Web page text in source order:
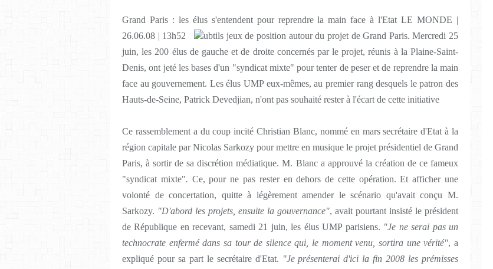
Grand Paris : les élus s'entendent pour reprendre la main face à l'Etat LE MONDE |
26.06.08 | 13h52
ubtils jeux de position autour du projet de Grand Paris. Mercredi 25
juin, les 200 élus de gauche et de droite concernés par le projet, réunis à la Plaine-Saint-
Denis, ont jeté les bases d'un "syndicat mixte" pour tenter de peser et de reprendre la main
face au gouvernement. Les élus UMP eux-mêmes, au premier rang desquels le patron des
Hauts-de-Seine, Patrick Devedjian, n'ont pas souhaité rester à l'écart de cette initiative
Ce rassemblement a du coup incité Christian Blanc, nommé en mars secrétaire d'Etat à la
région capitale par Nicolas Sarkozy pour mettre en musique le projet présidentiel de Grand
Paris, à sortir de sa discrétion médiatique. M. Blanc a approuvé la création de ce fameux
"syndicat mixte". Ce, pour ne pas rester en dehors de cette opération. Et afficher une
volonté de concertation, quitte à légèrement amender le scénario qu'avait conçu M.
Sarkozy. "D'abord les projets, ensuite la gouvernance", avait pourtant insisté le président
de République en recevant, samedi 21 juin, les élus UMP parisiens. "Je ne serai pas un
technocrate enfermé dans sa tour de silence qui, le moment venu, sortira une vérité", a
expliqué pour sa part le secrétaire d'Etat. "Je présenterai d'ici la fin 2008 les prémisses